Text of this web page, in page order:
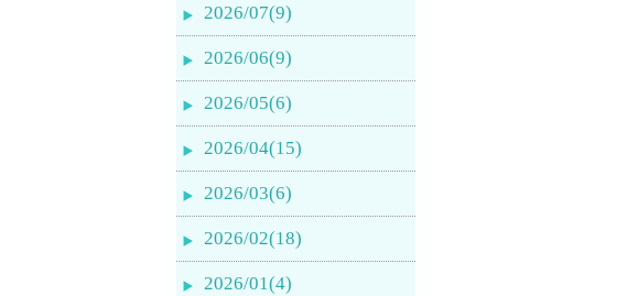
2026/07(9)
2026/06(9)
2026/05(6)
2026/04(15)
2026/03(6)
2026/02(18)
2026/01(4)